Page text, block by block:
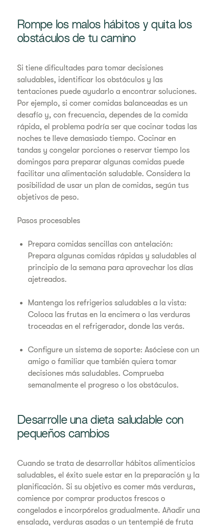
Rompe los malos hábitos y quita los
obstáculos de tu camino
Si tiene dificultades para tomar decisiones
saludables, identificar los obstáculos y las
tentaciones puede ayudarlo a encontrar soluciones.
Por ejemplo, si comer comidas balanceadas es un
desafío y, con frecuencia, dependes de la comida
rápida, el problema podría ser que cocinar todas las
noches te lleve demasiado tiempo. Cocinar en
tandas y congelar porciones o reservar tiempo los
domingos para preparar algunas comidas puede
facilitar una alimentación saludable. Considera la
posibilidad de usar un plan de comidas, según tus
objetivos de peso.
Pasos procesables
Prepara comidas sencillas con antelación:
Prepara algunas comidas rápidas y saludables al
principio de la semana para aprovechar los días
ajetreados.
Mantenga los refrigerios saludables a la vista:
Coloca las frutas en la encimera o las verduras
troceadas en el refrigerador, donde las verás.
Configure un sistema de soporte: Asóciese con un
amigo o familiar que también quiera tomar
decisiones más saludables. Comprueba
semanalmente el progreso o los obstáculos.
Desarrolle una dieta saludable con
pequeños cambios
Cuando se trata de desarrollar hábitos alimenticios
saludables, el éxito suele estar en la preparación y la
planificación. Si su objetivo es comer más verduras,
comience por comprar productos frescos o
congelados e incorpórelos gradualmente. Añadir una
ensalada, verduras asadas o un tentempié de fruta